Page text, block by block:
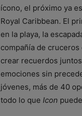
ícono, el próximo ya
Royal Caribbean. El
en la playa, la
compañía de
crear recuerdos
emociones sin
jóvenes, más de 40
todo lo que Icon